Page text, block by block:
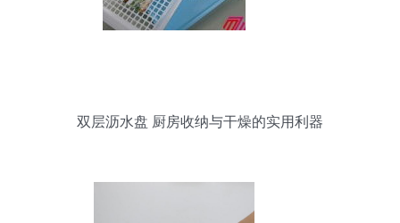
双层沥水盘 厨房收纳与干燥的实用利器